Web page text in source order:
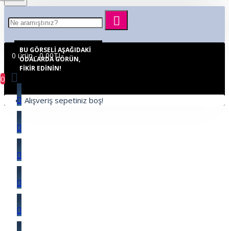
0 ürün - 0,00TL
0
Alışveriş sepetiniz boş!
BU GÖRSELI AŞAĞIDAKI
ODALARDA GÖRÜN,
FIKIR EDININ!